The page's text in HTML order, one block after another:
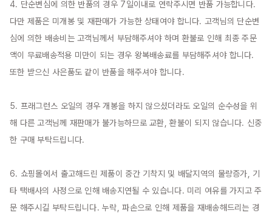
4. 단순변심에 의한 반품의 경우 7일이내로 연락주시면 반품 가능합니다.
다만 제품은 미개봉 및 재판매가 가능한 상태여야 합니다. 고객님의 단순변
심에 의한 배송비는 고객님께서 부담해주셔야 하며 환불로 인해 최종 주문
액이 무료배송적용 미만이 되는 경우 왕복배송료를 부담해주셔야 합니다.
또한 받으신 사은품도 같이 반품을 해주셔야 합니다.
5. 프래그런스 오일의 경우 개봉을 하지 않으셨더라도 오일의 순수성을 위
해 다른 고객님께 재판매가 불가능하므로 교환, 환불이 되지 않습니다. 신중
한 구매 부탁드립니다.
6. 쇼핑몰에서 출고해드린 제품이 중간 기착지 및 배달지역의 물량증가, 기
타 택배사의 사정으로 인해 배송지연될 수 있습니다. 미리 여유를 가지고 주
문 해주시길 부탁드립니다. 누락, 파손으로 인해 제품을 재배송해드리는 경